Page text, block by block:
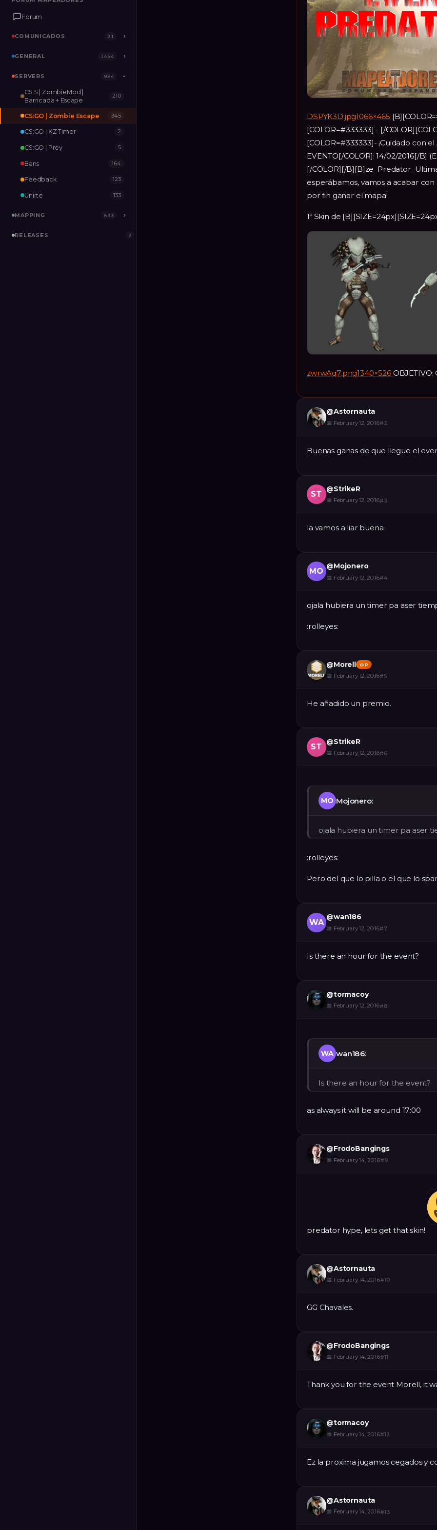
Forum
COMUNICADOS 21 ›
GENERAL 1454 ›
SERVERS 984 ›
MAPPING 533
RELEASES
Forum
COMUNICADOS 21 ›
GENERAL 1454 ›
SERVERS 984 ›
CS:S | ZombieMod |
Barricada + Escape
210
CS:GO | Zombie Escape 345
CS:GO | KZ Timer 2
CS:GO | Prey 5
Bans 164
Feedback 123
Unirte 133
MAPPING 533 ›
RELEASES 2
DSPYK3D.jpg1066×465
[COLOR=#333333] - [/
[COLOR=#333333]- ¡Cuidado con
EVENTO[/COLOR]: 14/02/2016[/B]
[/COLOR][/
esperábamos, vamos a acabar
por fin ganar el mapa!
1º Skin de
zwrwAq7.png1340×526 OBJETIVO:
@Astornauta
📅 February 12, 2016#2
Buenas ganas de que llegue el
ST
@StrikeR
📅 February 12, 2016#3
la vamos a liar buena
MO
@Mojonero
📅 February 12, 2016#4
ojala hubiera un timer pa aser
:rolleyes:
@Morell OP
📅 February 12, 2016#5
He añadido un premio.
ST
@StrikeR
📅 February 12, 2016#6
MO Mojonero:
ojala hubiera un timer pa aser
:rolleyes:
Pero del que lo pilla o el que lo
WA
@wan186
📅 February 12, 2016#7
Is there an hour for the event?
@tormacoy
📅 February 12, 2016#8
WA wan186:
Is there an hour for the event?
as always it will be around 17:00
@FrodoBangings
📅 February 14, 2016#9
predator hype, lets get that skin!
@Astornauta
📅 February 14, 2016#10
GG Chavales.
@FrodoBangings
📅 February 14, 2016#11
Thank you for the event Morell, it
@tormacoy
📅 February 14, 2016#12
Ez la proxima jugamos cegados y
@Astornauta
📅 February 14, 2016#13